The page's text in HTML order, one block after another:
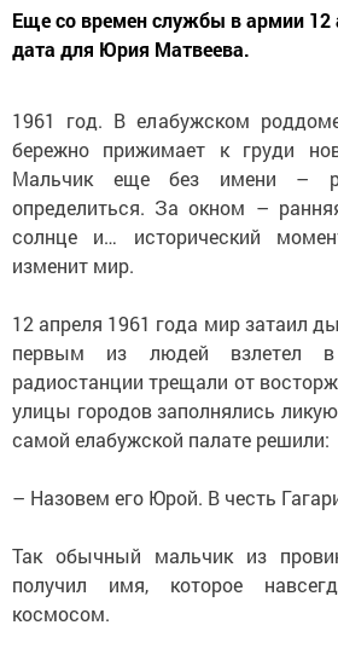
Еще со времен службы в армии 12
дата для Юрия Матвеева.
1961 год. В елабужском
бережно прижимает к груди
Мальчик еще без имени –
определиться. За окном –
солнце и… исторический
изменит мир.
12 апреля 1961 года мир затаил
первым из людей взлетел
радиостанции трещали от
улицы городов заполнялись
самой елабужской палате решили:
– Назовем его Юрой. В честь
Так обычный мальчик из
получил имя, которое
космосом.